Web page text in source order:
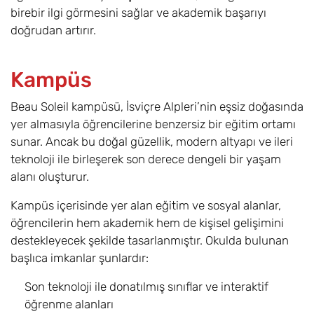
birebir ilgi görmesini sağlar ve akademik başarıyı
doğrudan artırır.
Kampüs
Beau Soleil kampüsü, İsviçre Alpleri’nin eşsiz doğasında
yer almasıyla öğrencilerine benzersiz bir eğitim ortamı
sunar. Ancak bu doğal güzellik, modern altyapı ve ileri
teknoloji ile birleşerek son derece dengeli bir yaşam
alanı oluşturur.
Kampüs içerisinde yer alan eğitim ve sosyal alanlar,
öğrencilerin hem akademik hem de kişisel gelişimini
destekleyecek şekilde tasarlanmıştır. Okulda bulunan
başlıca imkanlar şunlardır:
Son teknoloji ile donatılmış sınıflar ve interaktif
öğrenme alanları